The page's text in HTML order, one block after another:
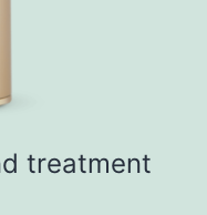
treatment